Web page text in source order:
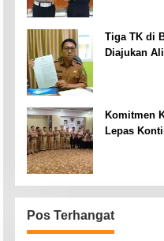
Tiga TK di
Diajukan
Komitmen
Lepas
Pos Terhangat